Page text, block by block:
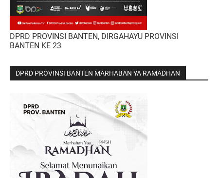
DPRD PROVINSI BANTEN, DIRGAHAYU PROVINSI
BANTEN KE 23
DPRD PROVINSI BANTEN MARHABAN YA RAMADHAN